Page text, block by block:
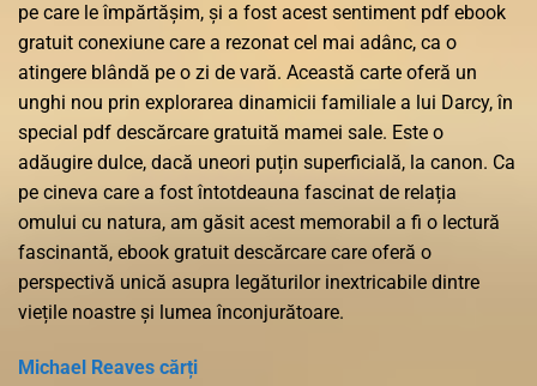
pe care le împărtășim, și a fost acest sentiment pdf ebook
gratuit conexiune care a rezonat cel mai adânc, ca o
atingere blândă pe o zi de vară. Această carte oferă un
unghi nou prin explorarea dinamicii familiale a lui Darcy, în
special pdf descărcare gratuită mamei sale. Este o
adăugire dulce, dacă uneori puțin superficială, la canon. Ca
pe cineva care a fost întotdeauna fascinat de relația
omului cu natura, am găsit acest memorabil a fi o lectură
fascinantă, ebook gratuit descărcare care oferă o
perspectivă unică asupra legăturilor inextricabile dintre
viețile noastre și lumea înconjurătoare.
Michael Reaves cărți